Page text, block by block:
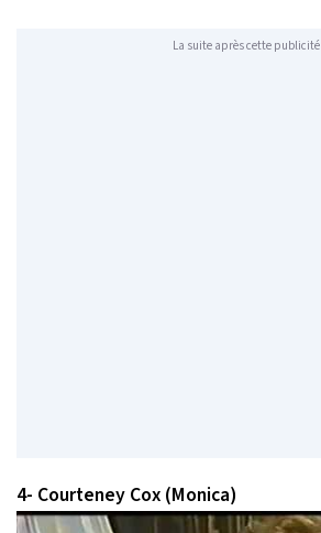
La suite après cette publicité
4- Courteney Cox (Monica)